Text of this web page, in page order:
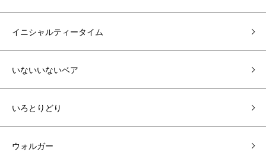
イニシャルティータイム
いないいないベア
いろとりどり
ウォルガー